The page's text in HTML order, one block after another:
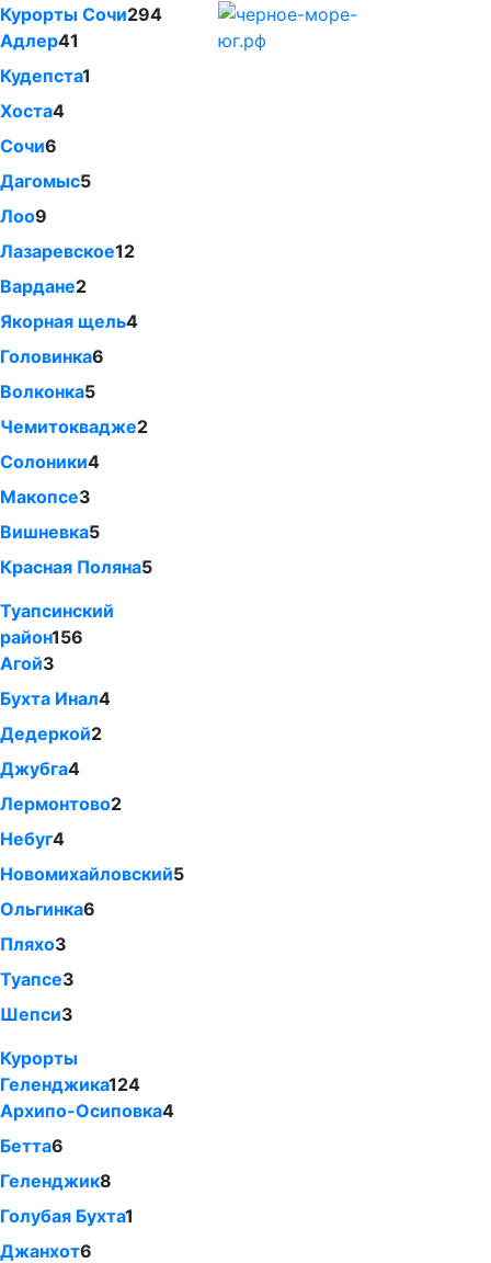
Курорты Сочи294
Адлер41
Кудепста1
Хоста4
Сочи6
Дагомыс5
Лоо9
Лазаревское12
Вардане2
Якорная щель4
Головинка6
Волконка5
Чемитоквадже2
Солоники4
Макопсе3
Вишневка5
Красная Поляна5
Туапсинский
район156
Агой3
Бухта Инал4
Дедеркой2
Джубга4
Лермонтово2
Небуг4
Новомихайловский5
Ольгинка6
Пляхо3
Туапсе3
Шепси3
Курорты
Геленджика124
Архипо-Осиповка4
Бетта6
Геленджик8
Голубая Бухта1
Джанхот6